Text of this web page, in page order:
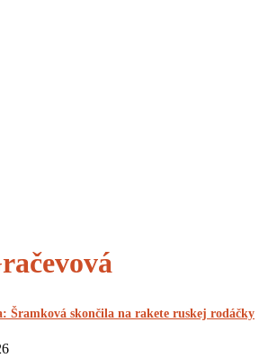
Šramková skončila na rakete ruskej rodáčky